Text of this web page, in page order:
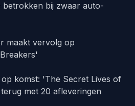
bij zwaar auto-
maakt vervolg op
komst: 'The Secret Lives of
met 20 afleveringen